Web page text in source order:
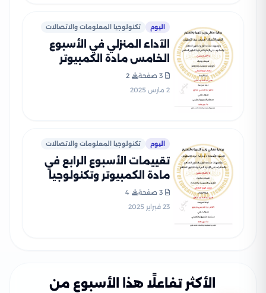
اليوم تكنولوجيا المعلومات والاتصالات
الآداء المنزلي في الأسبوع
الخامس مادة الكمبيوتر
للصف الرابع الإبتدائي الترم
الثاني 2025 بصيغة PDF
3 صفحة
2
2 مارس 2025
اليوم تكنولوجيا المعلومات والاتصالات
تقييمات الأسبوع الرابع في
مادة الكمبيوتر وتكنولوجيا
المعلومات للصف الرابع
3 صفحة
4
23 فبراير 2025
الأكثر تفاعلًا هذا الأسبوع من